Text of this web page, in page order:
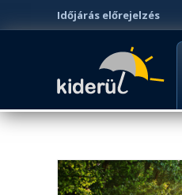
Időjárás előrejelzés